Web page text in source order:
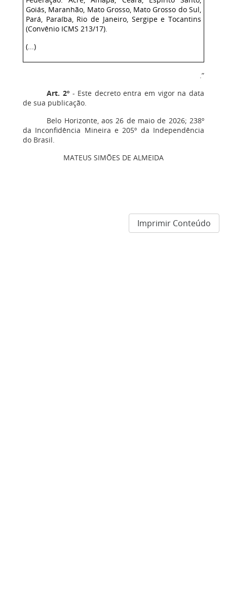
Goiás, Maranhão, Mato Grosso, Mato Grosso do Sul,
Pará, Paraíba, Rio de Janeiro, Sergipe e Tocantins
(Convênio ICMS 213/17).
(...)
.”
Art. 2º‒ Este decreto entra em vigor na data
de sua publicação.
Belo Horizonte, aos 26 de maio de 2026; 238º
da Inconfidência Mineira e 205º da Independência
do Brasil.
MATEUS SIMÕES DE ALMEIDA
Imprimir Conteúdo